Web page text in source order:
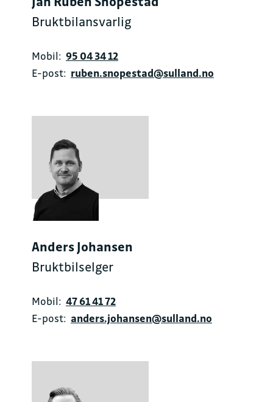
Bruktbilansvarlig
Mobil: 95 04 34 12
E-post: ruben.snopestad@sulland.no
Anders Johansen
Bruktbilselger
Mobil: 47 61 41 72
E-post: anders.johansen@sulland.no